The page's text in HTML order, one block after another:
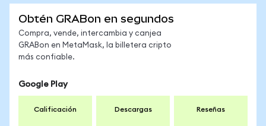
Obtén GRABon en segundos
Compra, vende, intercambia y canjea
GRABon en MetaMask, la billetera cripto
más confiable.
Google Play
Calificación Descargas Reseñas